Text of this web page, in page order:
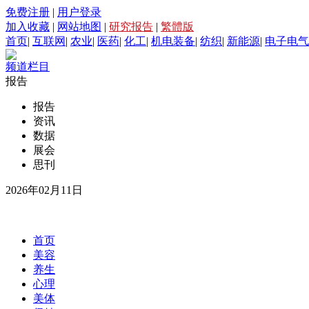
免费注册 | 用户登录
加入收藏 | 网站地图 | 研究报告 | 繁體版
首页| 互联网 | 农业| 医药| 化工| 机电装备| 纺织| 新能源| 电子电气
频道栏目
报告
报告
资讯
数据
展会
思刊
2026年02月11日
首页
美容
养生
心理
美体